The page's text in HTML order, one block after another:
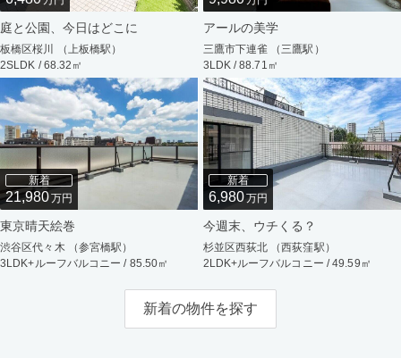
庭と公園、今日はどこに
板橋区桜川 （上板橋駅）
2SLDK / 68.32㎡
アールの美学
三鷹市下連雀 （三鷹駅）
3LDK / 88.71㎡
新着
21,980万円
東京晴天絵巻
渋谷区代々木 （参宮橋駅）
3LDK+ルーフバルコニー / 85.50㎡
新着
6,980万円
今週末、ウチくる？
杉並区西荻北 （西荻窪駅）
2LDK+ルーフバルコニー / 49.59㎡
新着の物件を探す